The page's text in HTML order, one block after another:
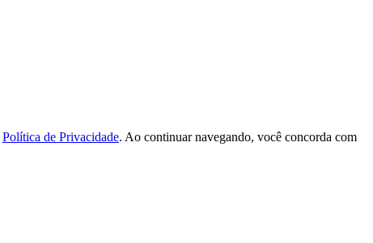
Política de Privacidade. Ao continuar navegando, você concorda com